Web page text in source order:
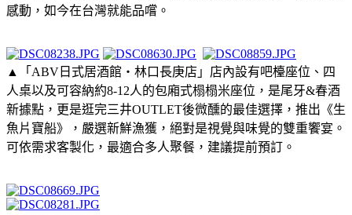
感動，如今在台灣就能品嚐。
▲「ABV日式居酒館・林口長庚店」店內設有吧檯座位、四
人桌以及可容納約8-12人的包廂式榻榻米座位，是尾牙&春酒
新據點，更是逛完三井OUTLET後微醺的最佳選擇，推出《生
魚片寶船》，嚴選新鮮漁獲，絕對是視覺與味覺的雙重饗宴。
可依需求客製化，最適合多人聚餐，建議提前預訂。